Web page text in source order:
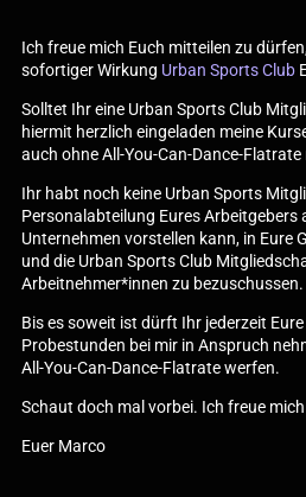
Ich freue mich Euch mitteilen zu
sofortiger Wirkung Urban Sports Club
Solltet Ihr eine Urban Sports Club
hiermit herzlich eingeladen meine
auch ohne All-You-Can-Dance-
Ihr habt noch keine Urban Sports
Personalabteilung Eures Arbeitgebers
Unternehmen vorstellen kann, in Eure
und die Urban Sports Club
Arbeitnehmer*innen zu bezuschussen.
Bis es soweit ist dürft Ihr jederzeit
Probestunden bei mir in Anspruch
All-You-Can-Dance-Flatrate werfen.
Schaut doch mal vorbei. Ich freue
Euer Marco